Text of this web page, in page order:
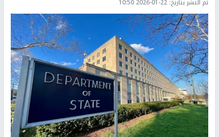
تم النشر بتاريخ: 2026-01-22 10:50